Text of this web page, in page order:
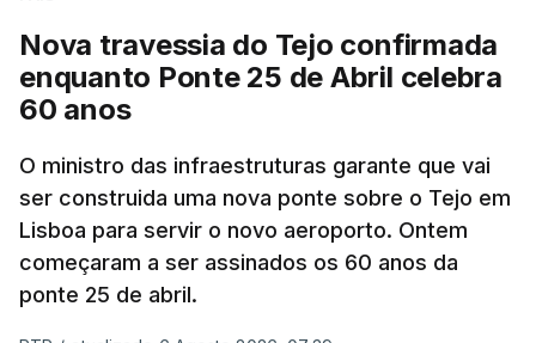
Nova travessia do Tejo confirmada
enquanto Ponte 25 de Abril celebra
60 anos
O ministro das infraestruturas garante que vai
ser construida uma nova ponte sobre o Tejo em
Lisboa para servir o novo aeroporto. Ontem
começaram a ser assinados os 60 anos da
ponte 25 de abril.